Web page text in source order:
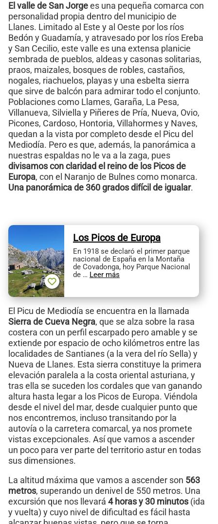
El valle de San Jorgees una pequeña comarca con
personalidad propia dentro del municipio de
Llanes. Limitado al Este y al Oeste por los ríos
Bedón y Guadamía, y atravesado por los ríos Ereba
y San Cecilio, este valle es una extensa planicie
sembrada de pueblos, aldeas y casonas solitarias,
praos, maizales, bosques de robles, castaños,
nogales, riachuelos, playas y una esbelta sierra
que sirve de balcón para admirar todo el conjunto.
Poblaciones como Llames, Garaña, La Pesa,
Villanueva, Silviella y Piñeres de Pría, Nueva, Ovio,
Picones, Cardoso, Hontoria, Villahormes y Naves,
quedan a la vista por completo desde el Picu del
Mediodía. Pero es que, además, la panorámica a
nuestras espaldas no le va a la zaga, pues
divisamos con claridad el reino de los Picos de
Europa, con el Naranjo de Bulnes como monarca.
Una panorámica de 360 grados difícil de igualar.
Los Picos de Europa
En 1918 se declaró el primer parque
nacional de España en la Montaña
de Covadonga, hoy Parque Nacional
de … Leer más
El Picu de Mediodía se encuentra en la llamada
Sierra de Cueva Negra, que se alza sobre la rasa
costera con un perfil escarpado pero amable y se
extiende por espacio de ocho kilómetros entre las
localidades de Santianes (a la vera del río Sella) y
Nueva de Llanes. Esta sierra constituye la primera
elevación paralela a la costa oriental asturiana, y
tras ella se suceden los cordales que van ganando
altura hasta legar a los Picos de Europa. Viéndola
desde el nivel del mar, desde cualquier punto que
nos encontremos, incluso transitando por la
autovía o la carretera comarcal, ya nos promete
vistas excepcionales. Así que vamos a ascender
un poco para ver parte del territorio astur en todas
sus dimensiones.
La altitud máxima que vamos a ascender son 563
metros, superando un denivel de 550 metros. Una
excursión que nos llevará 4 horas y 30 minutos(ida
y vuelta) y cuyo nivel de dificultad es fácil hasta